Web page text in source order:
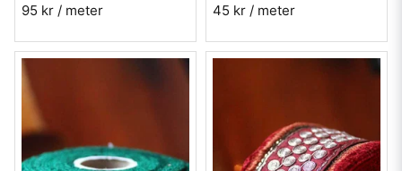
95 kr / meter 45 kr / meter